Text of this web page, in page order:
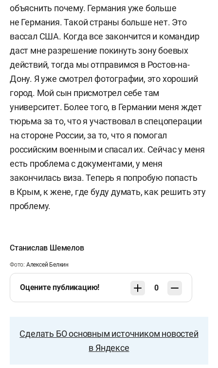
объяснить почему. Германия уже больше
не Германия. Такой страны больше нет. Это
вассал США. Когда все закончится и командир
даст мне разрешение покинуть зону боевых
действий, тогда мы отправимся в Ростов-на-
Дону. Я уже смотрел фотографии, это хороший
город. Мой сын присмотрел себе там
университет. Более того, в Германии меня ждет
тюрьма за то, что я участвовал в спецоперации
на стороне России, за то, что я помогал
российским военным и спасал их. Сейчас у меня
есть проблема с документами, у меня
закончилась виза. Теперь я попробую попасть
в Крым, к жене, где буду думать, как решить эту
проблему.
Станислав Шемелов
Фото: Алексей Белкин
Оцените публикацию! 0
Сделать БО основным источником новостей
в Яндексе